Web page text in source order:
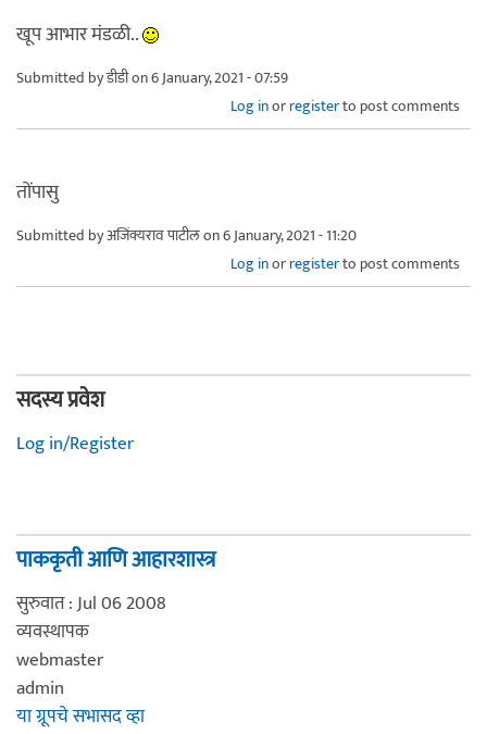
खूप आभार मंडळी..
Submitted byडीडीon 6 January, 2021 - 07:59
Log inorregisterto post comments
तोंपासु
Submitted byअजिंक्यराव पाटीलon 6 January, 2021 - 11:20
Log inorregisterto post comments
सदस्य प्रवेश
Log in/Register
पाककृती आणि आहारशास्त्र
सुरुवात : Jul 06 2008
व्यवस्थापक
webmaster
admin
या ग्रूपचे सभासद व्हा